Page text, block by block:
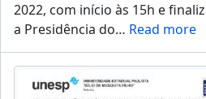
2022, com início às 15h e
a Presidência do… Read more